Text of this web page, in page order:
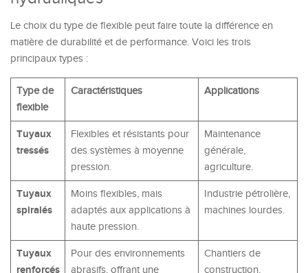
Le choix du type de flexible peut faire toute la différence en
matière de durabilité et de performance. Voici les trois
principaux types :
Type de
flexible
Caractéristiques Applications
Tuyaux
tressés
Flexibles et résistants pour
des systèmes à moyenne
pression.
Maintenance
générale,
agriculture.
Tuyaux
spiralés
Moins flexibles, mais
adaptés aux applications à
haute pression.
Industrie pétrolière,
machines lourdes.
Tuyaux
renforcés
Pour des environnements
abrasifs, offrant une
Chantiers de
construction,